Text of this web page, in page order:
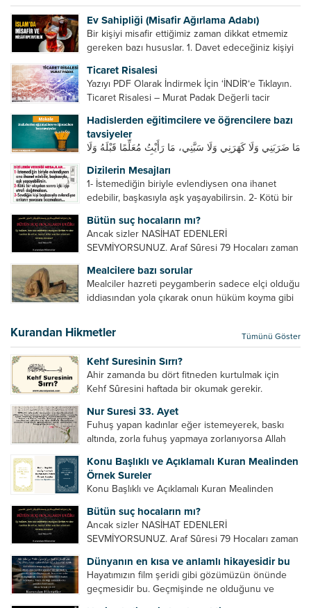
Ev Sahipliği (Misafir Ağırlama Adabı)
Bir kişiyi misafir ettiğimiz zaman dikkat etmemiz
gereken bazı hususlar. 1. Davet edeceğiniz kişiyi
önce, bir hafta önce veya gün içinde davet edin....
Ticaret Risalesi
Yazıyı PDF Olarak İndirmek İçin ‘İNDİR‘e Tıklayın.
Ticaret Risalesi – Murat Padak Değerli tacir
ticaret yapmaktır. Peygamber efendimiz de ticaret
yapmıştır. Hz. Hatice...
Hadislerden eğitimcilere ve öğrencilere bazı
tavsiyeler
مَا ضَرَبَنِي وَلَا كَهَرَنِي وَلَا سَبَّنِي، مَا رَأَيْتُ مُعَلِّمًا قَبْلَهُ وَلَا
ve sellem beni dövmedi, azarlamadı ve bana
sövmedi. Ben ne ondan önce...
Dizilerin Mesajları
1- İstemediğin biriyle evlendiysen ona ihanet
edebilir, başkasıyla aşk yaşayabilirsin. 2- Kötü bir
Sevdiğin kişi başkasıyla evlendiyse onların
yuvasını bozmalısın. 4- Hiçbir dizide...
Bütün suç hocaların mı?
Ancak sizler NASİHAT EDENLERİ
SEVMİYORSUNUZ. Araf Sûresi 79 Hocaları zaman
geliştirmeleri hususunda bazen açık bazen gizli
tenkitlerde bulunmuşuzdur. Örneğin hocalarda
olması gereken hususları sıralar ve...
Mealcilere bazı sorular
Mealciler hazreti peygamberin sadece elçi olduğu
iddiasından yola çıkarak onun hüküm koyma gibi
elçilik yaptığı makam adına teşri yapamaz. Sadece
elçi kelimesinin manasından...
Kurandan Hikmetler Tümünü Göster
Kehf Suresinin Sırrı?
Ahir zamanda bu dört fitneden kurtulmak için
Kehf Sûresini haftada bir okumak gerekir.
din algısı, yanlış din öğreten hoca algısını yenmek
vb. Dini doğru...
Nur Suresi 33. Ayet
Fuhuş yapan kadınlar eğer istemeyerek, baskı
altında, zorla fuhuş yapmaya zorlanıyorsa Allah
cariyelerinizi dünya hayatının menfaatini elde
etmek için fuhuş yapmaya zorlamayın. Her...
Konu Başlıklı ve Açıklamalı Kuran Mealinden
Örnek Sureler
Konu Başlıklı ve Açıklamalı Kuran Mealinden
Bütün suç hocaların mı?
Ancak sizler NASİHAT EDENLERİ
SEVMİYORSUNUZ. Araf Sûresi 79 Hocaları zaman
geliştirmeleri hususunda bazen açık bazen gizli
tenkitlerde bulunmuşuzdur. Örneğin hocalarda
olması gereken hususları sıralar ve...
Dünyanın en kısa ve anlamlı hikayesidir bu
Hayatımızın film şeridi gibi gözümüzün önünde
geçmesidir bu. Geçmişinde ne olduğunu ve